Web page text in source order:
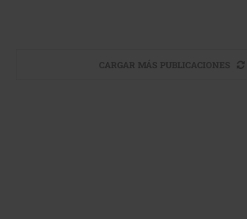
CARGAR MÁS PUBLICACIONES